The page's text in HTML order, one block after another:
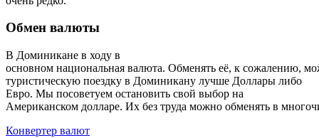
Обмен валюты
В Доминикане в ходу в
основном национальная валюта. Обменять её, к сожалению,
туристическую поездку в Доминикану лучше Доллары либо
Евро. Мы посоветуем остановить свой выбор на
Американском долларе. Их без труда можно обменять в
Конвертер валют